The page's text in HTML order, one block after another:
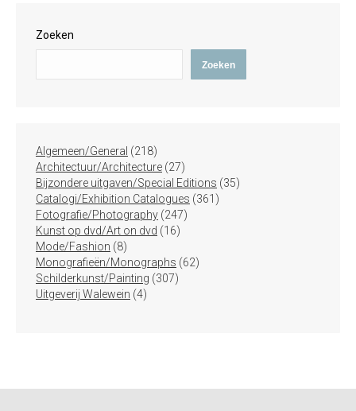
Zoeken
Zoeken
Algemeen/General 218218
producten
Architectuur/Architecture 2727
producten
Bijzondere uitgaven/Special Editions 3535
Catalogi/Exhibition Catalogues 361 361
Fotografie/Photography 247247
Kunst op dvd/Art on dvd 1616
Mode/Fashion 88
producten
Monografieën/Monographs 6262
Schilderkunst/Painting 307307
Uitgeverij Walewein 44